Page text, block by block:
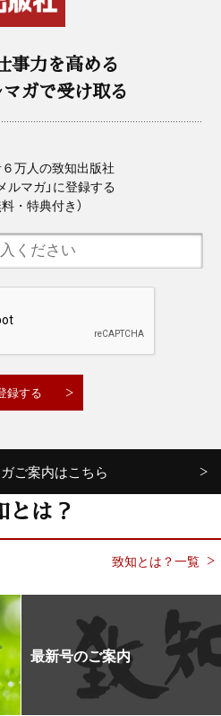
事力を高める
ガで受け取る
万人の致知出版社
ルマガ」に登録する
・特典付き）
ご案内はこちら
とは？
致知とは？一覧
最新号のご案内